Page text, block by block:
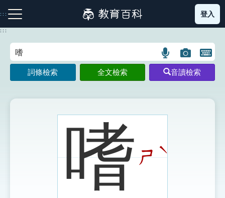
到
主
:::
注音索引圖示 筆畫索引圖示 部首索引表圖示
登入
:::
語
言
搜
示
圖
片
搜
開
鍵
圖
詞條檢索 全文檢索 音讀檢索
嗜ㄕ ˋ